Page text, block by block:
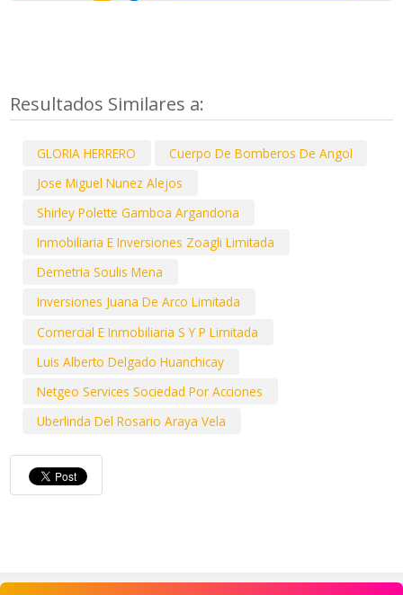
Resultados Similares a:
GLORIA HERRERO
Cuerpo De Bomberos De Angol
Jose Miguel Nunez Alejos
Shirley Polette Gamboa Argandona
Inmobiliaria E Inversiones Zoagli Limitada
Demetria Soulis Mena
Inversiones Juana De Arco Limitada
Comercial E Inmobiliaria S Y P Limitada
Luis Alberto Delgado Huanchicay
Netgeo Services Sociedad Por Acciones
Uberlinda Del Rosario Araya Vela